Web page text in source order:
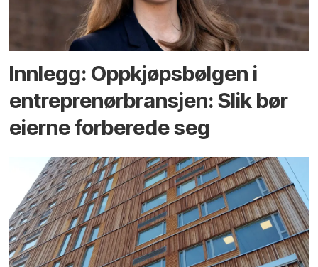
Innlegg: Oppkjøps­bølgen i
entreprenør­bransjen: Slik bør
eierne forberede seg